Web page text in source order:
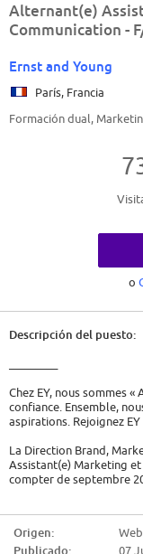
Alternant(e)
Communication -
Ernst and Young
París, Francia
Formación dual,
o
Descripción del puesto:
Chez EY, nous sommes
confiance. Ensemble,
aspirations. Rejoignez
La Direction Brand,
Assistant(e) Marketing
compter de septembre
Rattaché(e) à la
Origen:
Publicado:
07